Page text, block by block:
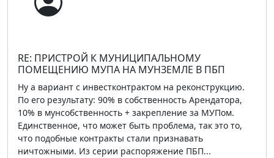
RE: ПРИСТРОЙ К МУНИЦИПАЛЬНОМУ
ПОМЕЩЕНИЮ МУПА НА МУНЗЕМЛЕ В ПБП
Ну а вариант с инвестконтрактом на реконструкцию.
По его результату: 90% в собственность Арендатора,
10% в мунсобственность + закрепление за МУПом.
Единственное, что может быть проблема, так это то,
что подобные контракты стали признавать
ничтожными. Из серии распоряжение ПБП...